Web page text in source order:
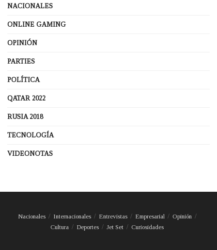
NACIONALES
ONLINE GAMING
OPINIÓN
PARTIES
POLÍTICA
QATAR 2022
RUSIA 2018
TECNOLOGÍA
VIDEONOTAS
Nacionales Internacionales Entrevistas Empresarial
Opinión
Cultura
Deportes Jet Set Curiosidades